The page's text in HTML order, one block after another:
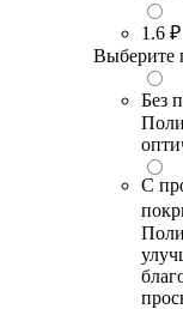
1.6 ₽
Выберите
Без
С